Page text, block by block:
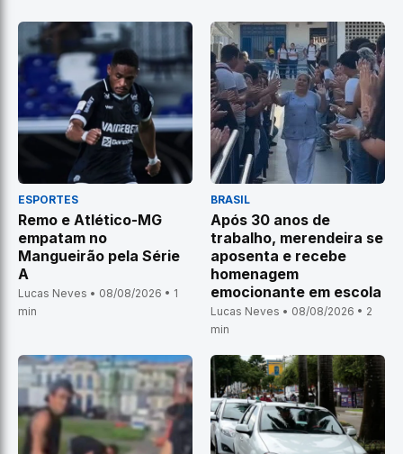
ESPORTES
Remo e Atlético-MG
empatam no
Mangueirão pela Série
A
Lucas Neves • 08/08/2026 • 1
min
BRASIL
Após 30 anos de
trabalho, merendeira se
aposenta e recebe
homenagem
emocionante em escola
Lucas Neves • 08/08/2026 • 2
min